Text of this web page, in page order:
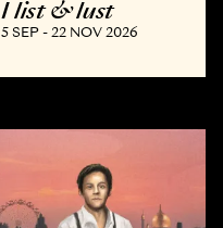
I list & lust
5 SEP - 22 NOV 2026